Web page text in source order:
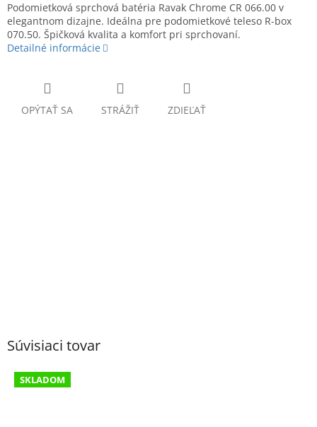
Podomietková sprchová batéria Ravak Chrome CR 066.00 v
elegantnom dizajne. Ideálna pre podomietkové teleso R-box
070.50. Špičková kvalita a komfort pri sprchovaní.
Detailné informácie
OPÝTAŤ SA STRÁŽIŤ ZDIEĽAŤ
Súvisiaci tovar
SKLADOM